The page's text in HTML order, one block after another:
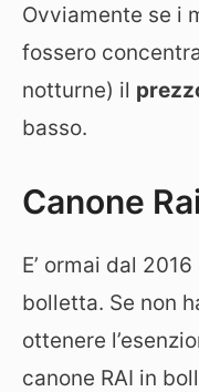
Ovviamente se i
fossero
notturne) il
basso.
Canone
E’ ormai dal
bolletta. Se non
ottenere
canone RAI in